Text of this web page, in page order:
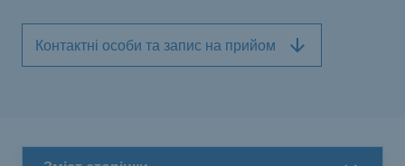
Контактні особи та запис на прийом